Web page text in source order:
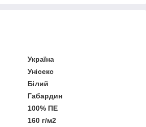
Україна
Унісекс
Білий
Габардин
100% ПЕ
160 г/м2